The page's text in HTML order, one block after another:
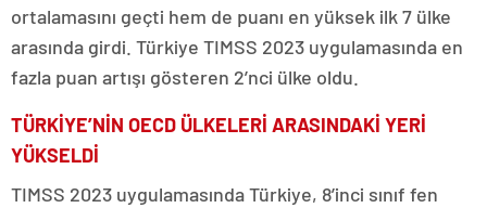
ortalamasını geçti hem de puanı en yüksek ilk 7 ülke
arasında girdi. Türkiye TIMSS 2023 uygulamasında en
fazla puan artışı gösteren 2’nci ülke oldu.
TÜRKİYE’NİN OECD ÜLKELERİ ARASINDAKİ YERİ
YÜKSELDİ
TIMSS 2023 uygulamasında Türkiye, 8’inci sınıf fen